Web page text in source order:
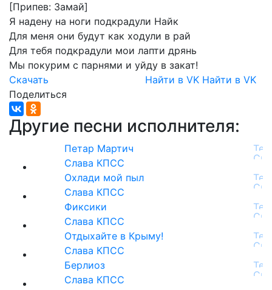
[Припев: Замай]
Я надену на ноги подкрадули Найк
Для меня они будут как ходули в рай
Для тебя подкрадули мои лапти дрянь
Мы покурим с парнями и уйду в закат!
Скачать
Найти в VK Найти в VK
Поделиться
Другие песни исполнителя:
Петар Мартич
Слава КПСС
Охлади мой пыл
Слава КПСС
Фиксики
Слава КПСС
Отдыхайте в Крыму!
Слава КПСС
Берлиоз
Слава КПСС